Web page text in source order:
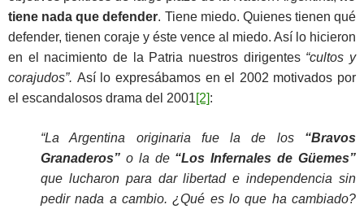
tiene nada que defender. Tiene miedo. Quienes tienen qué
defender, tienen coraje y éste vence al miedo. Así lo hicieron
en el nacimiento de la Patria nuestros dirigentes “cultos y
corajudos”. Así lo expresábamos en el 2002 motivados por
el escandalosos drama del 2001[2]:
“La Argentina originaria fue la de los “Bravos
Granaderos” o la de“Los Infernales de Güemes”
que lucharon para dar libertad e independencia sin
pedir nada a cambio. ¿Qué es lo que ha cambiado?